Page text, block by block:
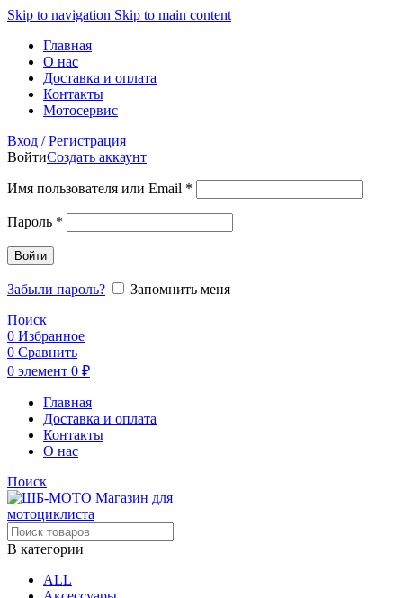
Skip to navigation Skip to main content
Главная
О нас
Доставка и оплата
Контакты
Мотосервис
Вход / Регистрация
ВойтиСоздать аккаунт
Имя пользователя или Email *
Пароль *
Войти
Забыли пароль?
Запомнить меня
Поиск
0 Избранное
0 Сравнить
0 элемент 0 ₽
Главная
Доставка и оплата
Контакты
О нас
Поиск
В категории
ALL